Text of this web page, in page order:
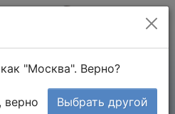
"Москва". Верно?
верно Выбрать другой